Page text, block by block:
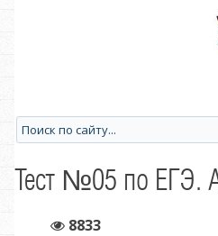
Тест №05 по ЕГЭ.
8833